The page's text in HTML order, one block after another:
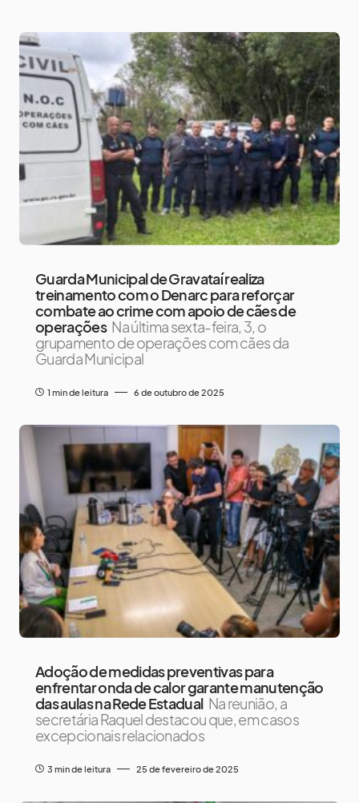
Guarda Municipal de Gravataí realiza
treinamento com o Denarc para reforçar
combate ao crime com apoio de cães de
operações Na última sexta-feira, 3, o
grupamento de operações com cães da
Guarda Municipal
1 min de leitura 6 de outubro de 2025
Adoção de medidas preventivas para
enfrentar onda de calor garante manutenção
das aulas na Rede Estadual Na reunião, a
secretária Raquel destacou que, em casos
excepcionais relacionados
3 min de leitura 25 de fevereiro de 2025